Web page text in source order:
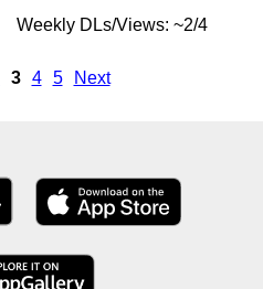
Weekly DLs/Views: ~2/4
3 4 5 Next